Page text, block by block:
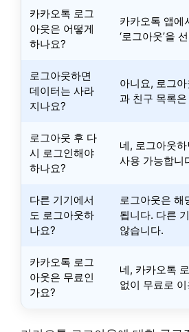
카카오톡 로그
아웃은 어떻게
하나요?
카카오톡 앱에
‘로그아웃’을
로그아웃하면
데이터는 사라
지나요?
아니요, 로그
과 친구 목록
로그아웃 후 다
시 로그인해야
하나요?
네, 로그아웃
사용 가능합니
다른 기기에서
도 로그아웃하
나요?
로그아웃은 해
됩니다. 다른
않습니다.
카카오톡 로그
아웃은 무료인
가요?
네, 카카오톡
없이 무료로